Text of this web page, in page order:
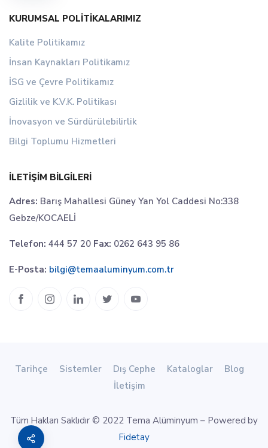
KURUMSAL POLITIKALARIMIZ
Kalite Politikamız
İnsan Kaynakları Politikamız
İSG ve Çevre Politikamız
Gizlilik ve K.V.K. Politikası
İnovasyon ve Sürdürülebilirlik
Bilgi Toplumu Hizmetleri
İLETIŞIM BILGILERI
Adres: Barış Mahallesi Güney Yan Yol Caddesi No:338
Gebze/KOCAELİ
Telefon: 444 57 20 Fax: 0262 643 95 86
E-Posta: bilgi@temaaluminyum.com.tr
Tarihçe Sistemler Dış Cephe Kataloglar
Blog
İletişim
Tüm Hakları Saklıdır © 2022 Tema Alüminyum – Powered by
Fidetay